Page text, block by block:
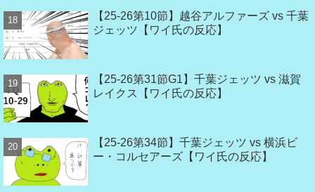
【25-26第10節】越谷アルファーズ vs 千葉
ジェッツ【ワイ氏の反応】
【25-26第31節G1】千葉ジェッツ vs 滋賀
レイクス【ワイ氏の反応】
【25-26第34節】千葉ジェッツ vs 横浜ビ
ー・コルセアーズ【ワイ氏の反応】